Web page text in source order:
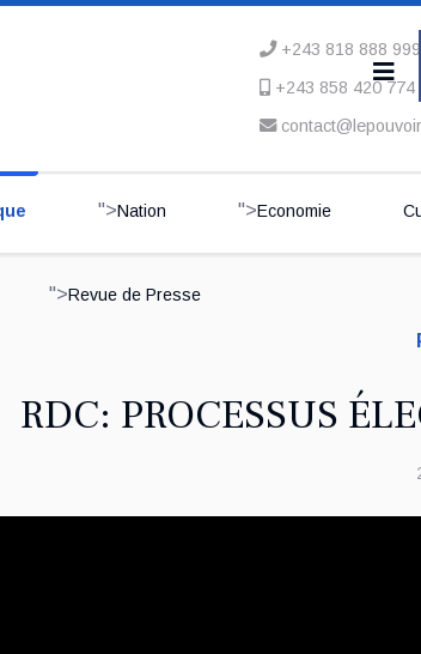
+243 818 888 999
+243 858 420 774
">Nation ">Economie
">Revue de Presse
RDC: PROCESSUS